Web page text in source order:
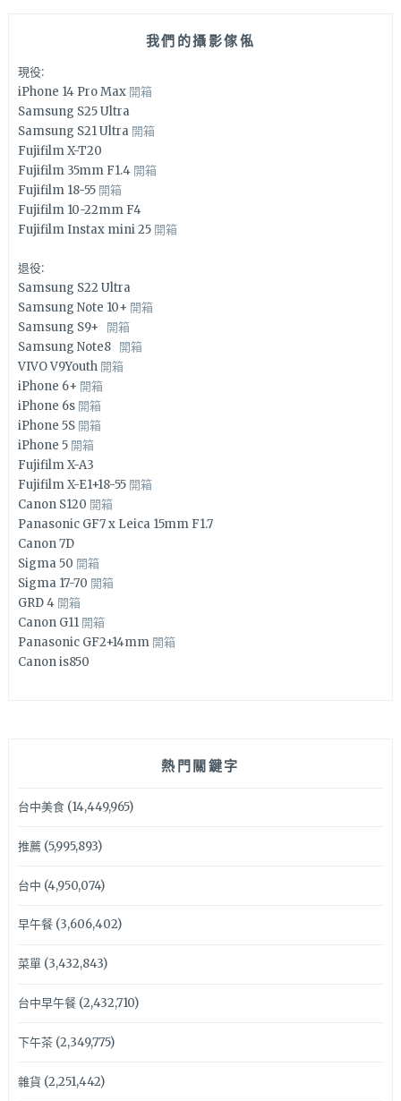
我們的攝影傢俬
現役:
iPhone 14 Pro Max 開箱
Samsung S25 Ultra
Samsung S21 Ultra 開箱
Fujifilm X-T20
Fujifilm 35mm F1.4 開箱
Fujifilm 18-55 開箱
Fujifilm 10-22mm F4
Fujifilm Instax mini 25 開箱
退役:
Samsung S22 Ultra
Samsung Note 10+ 開箱
Samsung S9+ 開箱
Samsung Note8 開箱
VIVO V9Youth 開箱
iPhone 6+ 開箱
iPhone 6s 開箱
iPhone 5S 開箱
iPhone 5 開箱
Fujifilm X-A3
Fujifilm X-E1+18-55 開箱
Canon S120 開箱
Panasonic GF7 x Leica 15mm F1.7
Canon 7D
Sigma 50 開箱
Sigma 17-70 開箱
GRD 4 開箱
Canon G11 開箱
Panasonic GF2+14mm 開箱
Canon is850
熱門關鍵字
台中美食(14,449,965)
推薦(5,995,893)
台中 (4,950,074)
早午餐(3,606,402)
菜單(3,432,843)
台中早午餐(2,432,710)
下午茶(2,349,775)
雜貨 (2,251,442)